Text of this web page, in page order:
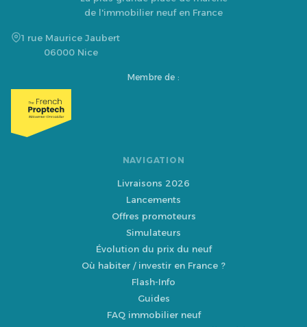
de l'immobilier neuf en France
1 rue Maurice Jaubert
06000 Nice
Membre de :
NAVIGATION
Livraisons 2026
Lancements
Offres promoteurs
Simulateurs
Évolution du prix du neuf
Où habiter / investir en France ?
Flash-Info
Guides
FAQ immobilier neuf